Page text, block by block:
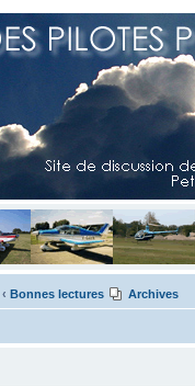
‹ Bonnes lectures Archives